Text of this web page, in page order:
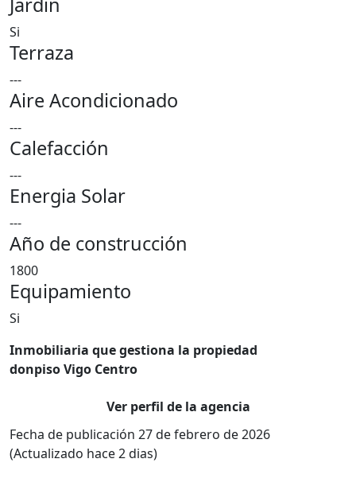
Si
Terraza
---
Aire Acondicionado
---
Calefacción
---
Energia Solar
---
Año de construcción
1800
Equipamiento
Si
Inmobiliaria que gestiona la propiedad
donpiso Vigo Centro
Ver perfil de la agencia
Fecha de publicación 27 de febrero de 2026
(Actualizado hace 2 dias)